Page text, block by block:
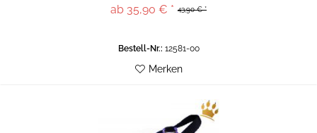
43,90 € *
ab 35,90 € *
Bestell-Nr.: 12581-00
Merken